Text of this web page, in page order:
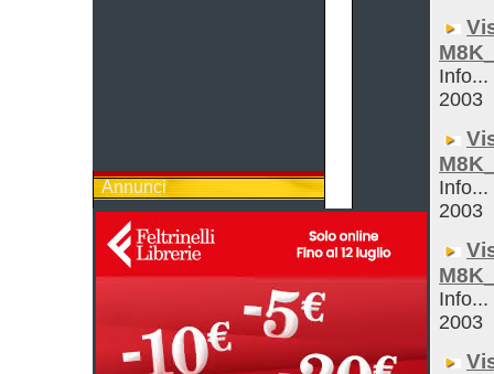
Annunci
Info...
2003
Info...
2003
Info...
2003